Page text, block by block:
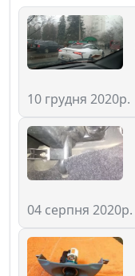
10 грудня 2020р.
04 серпня 2020р.